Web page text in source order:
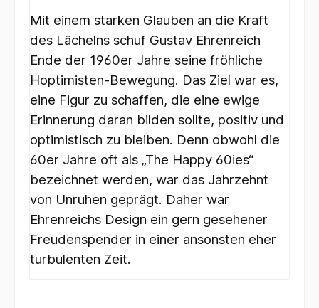
Mit einem starken Glauben an die Kraft
des Lächelns schuf Gustav Ehrenreich
Ende der 1960er Jahre seine fröhliche
Hoptimisten-Bewegung. Das Ziel war es,
eine Figur zu schaffen, die eine ewige
Erinnerung daran bilden sollte, positiv und
optimistisch zu bleiben. Denn obwohl die
60er Jahre oft als „The Happy 60ies“
bezeichnet werden, war das Jahrzehnt
von Unruhen geprägt. Daher war
Ehrenreichs Design ein gern gesehener
Freudenspender in einer ansonsten eher
turbulenten Zeit.